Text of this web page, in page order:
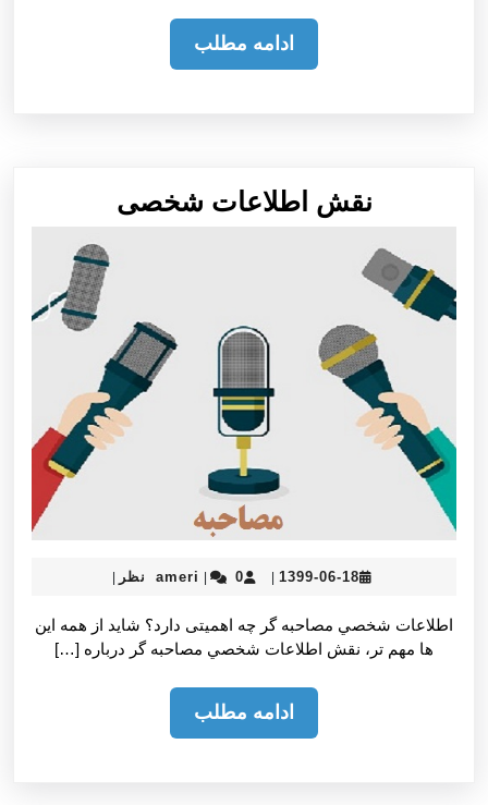
ادامه مطلب
مطلب
نقش اطلاعات شخصی
اطلاعات
شخصی
1399-06-18
1399-
18
ameri
ameri 0 نظر
اطلاعات شخصي مصاحبه گر چه اهمیتی دارد؟ شايد از همه اين
ها مهم تر، نقش اطلاعات شخصي مصاحبه گر درباره […]
ادامه مطلب
مطلب